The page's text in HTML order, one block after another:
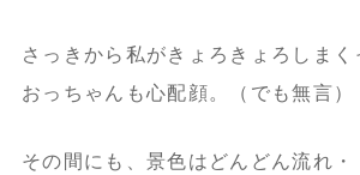
さっきから私がきょろきょろしまく
おっちゃんも心配顔。（でも無言）
その間にも、景色はどんどん流れ・